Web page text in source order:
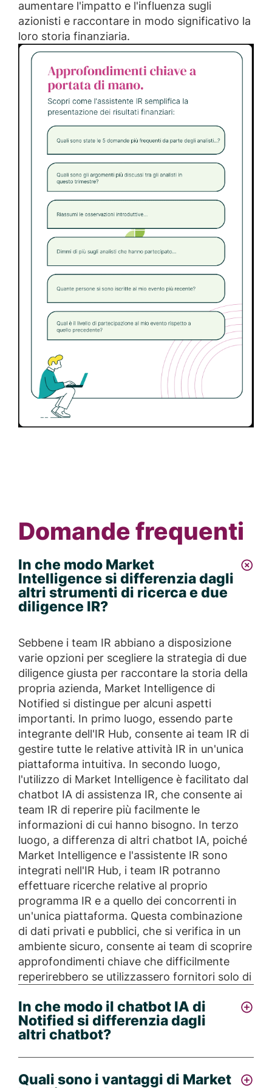
aumentare l'impatto e l'influenza sugli
azionisti e raccontare in modo significativo la
loro storia finanziaria.
Domande frequenti
In che modo Market
Intelligence si differenzia dagli
altri strumenti di ricerca e due
diligence IR?
Sebbene i team IR abbiano a disposizione
varie opzioni per scegliere la strategia di due
diligence giusta per raccontare la storia della
propria azienda, Market Intelligence di
Notified si distingue per alcuni aspetti
importanti. In primo luogo, essendo parte
integrante dell'IR Hub, consente ai team IR di
gestire tutte le relative attività IR in un'unica
piattaforma intuitiva. In secondo luogo,
l'utilizzo di Market Intelligence è facilitato dal
chatbot IA di assistenza IR, che consente ai
team IR di reperire più facilmente le
informazioni di cui hanno bisogno. In terzo
luogo, a differenza di altri chatbot IA, poiché
Market Intelligence e l'assistente IR sono
integrati nell'IR Hub, i team IR potranno
effettuare ricerche relative al proprio
programma IR e a quello dei concorrenti in
un'unica piattaforma. Questa combinazione
di dati privati e pubblici, che si verifica in un
ambiente sicuro, consente ai team di scoprire
approfondimenti chiave che difficilmente
reperirebbero se utilizzassero fornitori solo di
In che modo il chatbot IA di
Notified si differenzia dagli
altri chatbot?
Il chatbot IA di Notified, ovvero l'assistente
Quali sono i vantaggi di Market